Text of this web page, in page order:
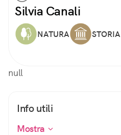
Silvia Canali
NATURA STORIA
null
Info utili
Mostra